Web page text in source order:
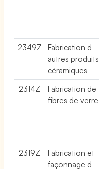
2349Z
Fabrication d
autres produits
céramiques
2314Z
Fabrication de
fibres de verre
2319Z
Fabrication et
façonnage d